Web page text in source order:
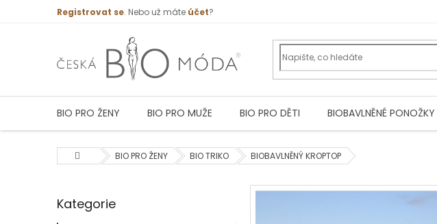
Registrovat se. Nebo už máte účet?
BIO PRO ŽENY BIO PRO MUŽE BIO PRO DĚTI BIOBAVLNĚNÉ PONOŽKY
DomůBIO PRO ŽENY BIO TRIKO BIOBAVLNĚNÝ KROPTOP
o
Přeskočit
kategorie
Kategorie